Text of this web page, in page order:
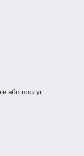
або послуг